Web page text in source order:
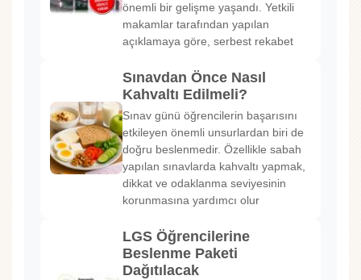
önemli bir gelişme yaşandı. Yetkili
makamlar tarafından yapılan
açıklamaya göre, serbest rekabet
Sınavdan Önce Nasıl
Kahvaltı Edilmeli?
Sınav günü öğrencilerin başarısını
etkileyen önemli unsurlardan biri de
doğru beslenmedir. Özellikle sabah
yapılan sınavlarda kahvaltı yapmak,
dikkat ve odaklanma seviyesinin
korunmasına yardımcı olur
LGS Öğrencilerine
Beslenme Paketi
Dağıtılacak